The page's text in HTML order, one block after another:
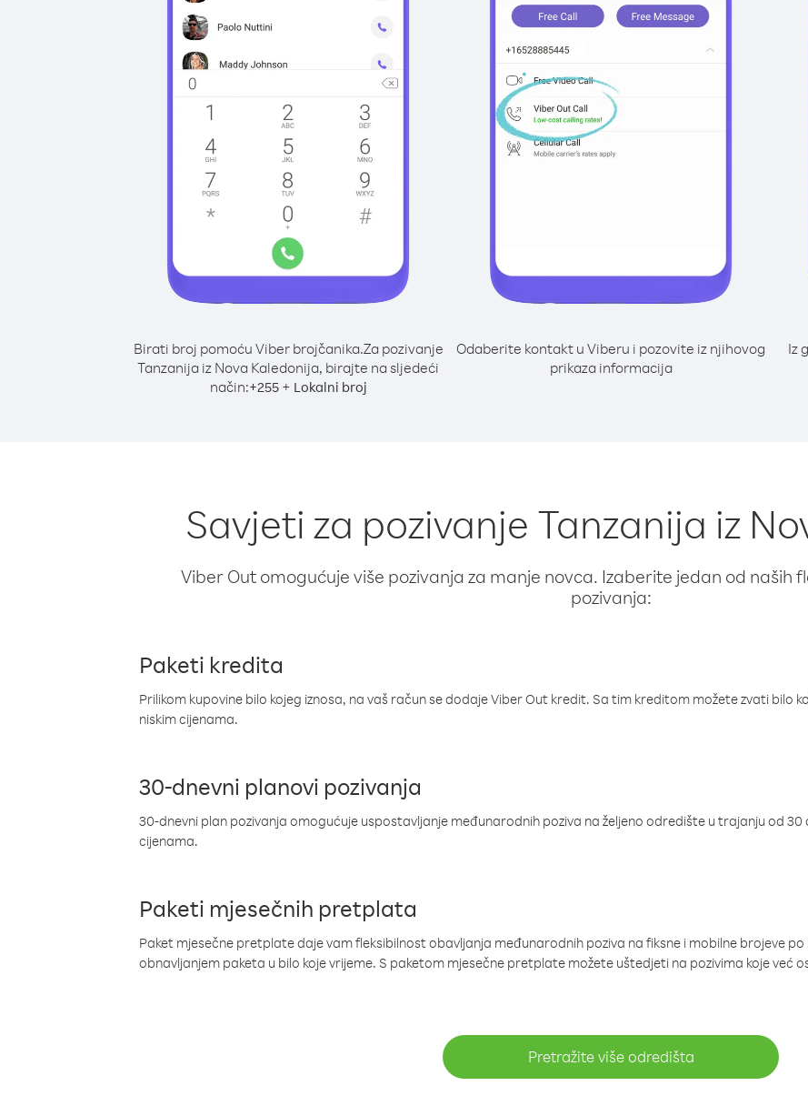
Birati broj pomoću Viber brojčanika.Za pozivanje
Tanzanija iz Nova Kaledonija, birajte na sljedeći
način:+255+ Lokalni broj
Odaberite kontakt u Viberu i pozovite iz njihovog
prikaza informacija
Iz
Savjeti za pozivanje Tanzanija iz
Viber Out omogućuje više pozivanja za manje novca. Izaberite jedan od naših
pozivanja:
Paketi kredita
Prilikom kupovine bilo kojeg iznosa, na vaš račun se dodaje Viber Out kredit. Sa tim kreditom možete zvati bilo
niskim cijenama.
30-dnevni planovi pozivanja
30-dnevni plan pozivanja omogućuje uspostavljanje međunarodnih poziva na željeno odredište u trajanju od
cijenama.
Paketi mjesečnih pretplata
Paket mjesečne pretplate daje vam fleksibilnost obavljanja međunarodnih poziva na fiksne i mobilne brojeve
obnavljanjem paketa u bilo koje vrijeme. S paketom mjesečne pretplate možete uštedjeti na pozivima koje već
Pretražite više odredišta